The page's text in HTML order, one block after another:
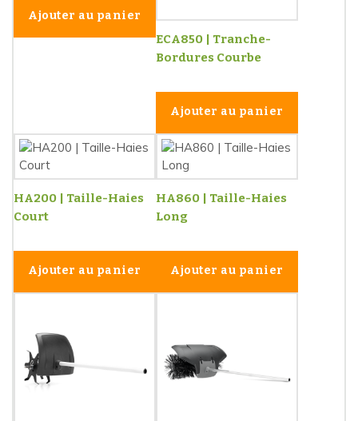
Ajouter au panier
ECA850 | Tranche-
Bordures Courbe
Ajouter au panier
HA200 | Taille-Haies
Court
Ajouter au panier
HA860 | Taille-Haies
Long
Ajouter au panier